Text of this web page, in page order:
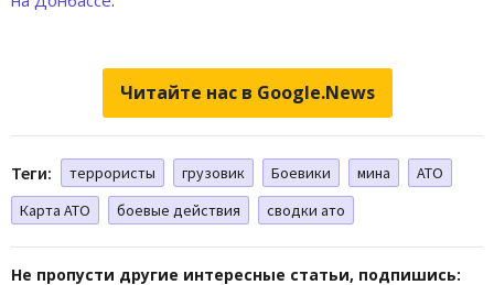
Читайте нас в Google.News
Теги: террористы грузовик Боевики мина
АТО
Карта АТО
боевые действия сводки ато
Не пропусти другие интересные статьи, подпишись: